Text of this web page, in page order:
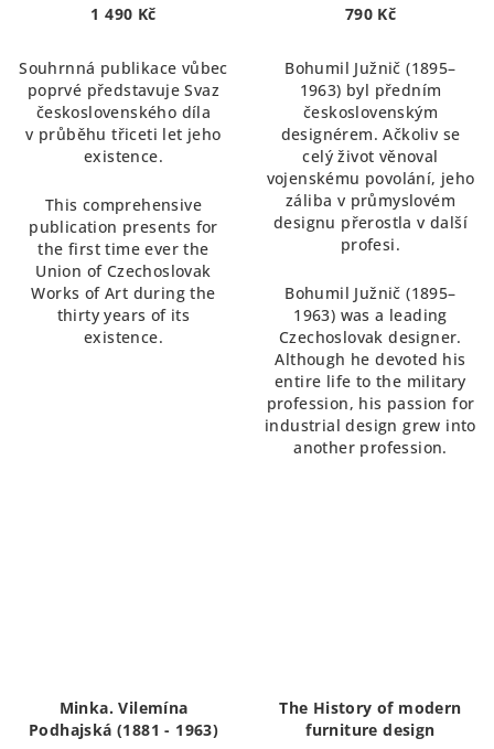
československého díla |
1948. The Czechoslovak
Werkbund.
1 490 Kč
Souhrnná publikace vůbec
poprvé představuje Svaz
československého díla
v průběhu třiceti let jeho
existence.
This comprehensive
publication presents for
the first time ever the
Union of Czechoslovak
Works of Art during the
thirty years of its
existence.
790 Kč
Bohumil Južnič (1895–
1963) byl předním
československým
designérem. Ačkoliv se
celý život věnoval
vojenskému povolání, jeho
záliba v průmyslovém
designu přerostla v další
profesi.
Bohumil Južnič (1895–
1963) was a leading
Czechoslovak designer.
Although he devoted his
entire life to the military
profession, his passion for
industrial design grew into
another profession.
Minka. Vilemína
Podhajská (1881 - 1963)
The History of modern
furniture design